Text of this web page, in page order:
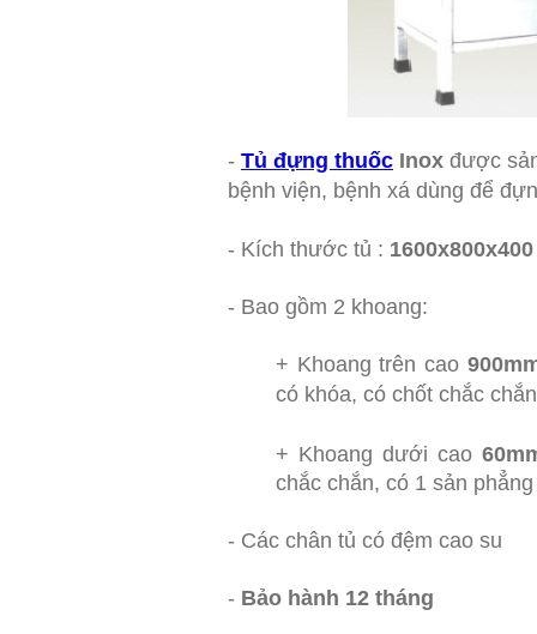
- Tủ đựng thuốc Inox được
bệnh viện, bệnh xá dùng để
- Kích thước tủ :
- Bao gồm 2 khoang:
+ Khoang trên cao
có khóa, có chốt chắc chắn
+ Khoang dưới cao
chắc chắn, có 1 sản
- Các chân tủ có đệm cao su
- Bảo hành 12 tháng